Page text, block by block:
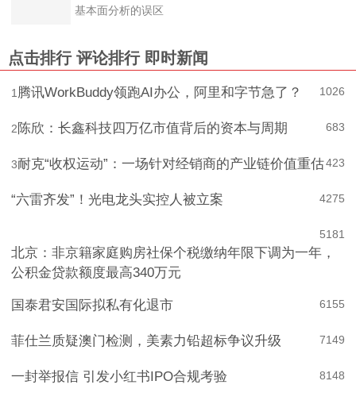
基本面分析的误区
点击排行 评论排行 即时新闻
1026
1 腾讯WorkBuddy领跑AI办公，阿里和字节急了？
683
2 陈欣：长鑫科技四万亿市值背后的资本与周期
423
3耐克“收权运动”：一场针对经销商的产业链价值重估
275
4
“六雷齐发”！光电龙头实控人被立案
181
5
北京：非京籍家庭购房社保个税缴纳年限下调为一年，
公积金贷款额度最高340万元
155
6
国泰君安国际拟私有化退市
149
7
菲仕兰质疑澳门检测，美素力铅超标争议升级
148
8
一封举报信 引发小红书IPO合规考验